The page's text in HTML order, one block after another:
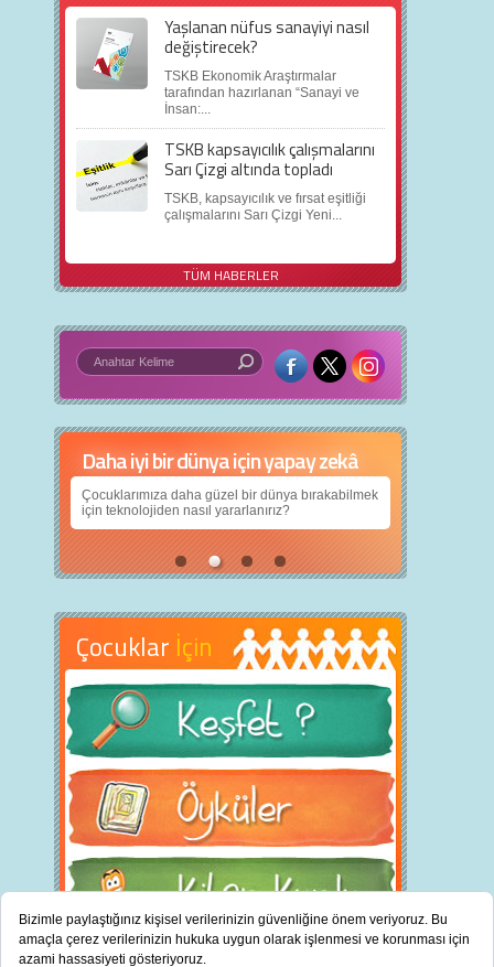
Yaşlanan nüfus sanayiyi nasıl
değiştirecek?
TSKB Ekonomik Araştırmalar
tarafından hazırlanan “Sanayi ve
İnsan:...
TSKB kapsayıcılık çalışmalarını
Sarı Çizgi altında topladı
TSKB, kapsayıcılık ve fırsat eşitliği
çalışmalarını Sarı Çizgi Yeni...
TÜM HABERLER
Daha iyi bir dünya için yapay zekâ
Çocuklarımıza daha güzel bir dünya bırakabilmek
için teknolojiden nasıl yararlanırız?
Çocuklar İçin